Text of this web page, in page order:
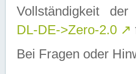
Vollständigkeit
DL-DE->Zero-2.0 ↗
Bei Fragen oder